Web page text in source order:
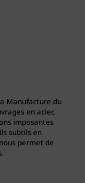
Manufacture du
en acier,
imposantes
subtils en
permet de